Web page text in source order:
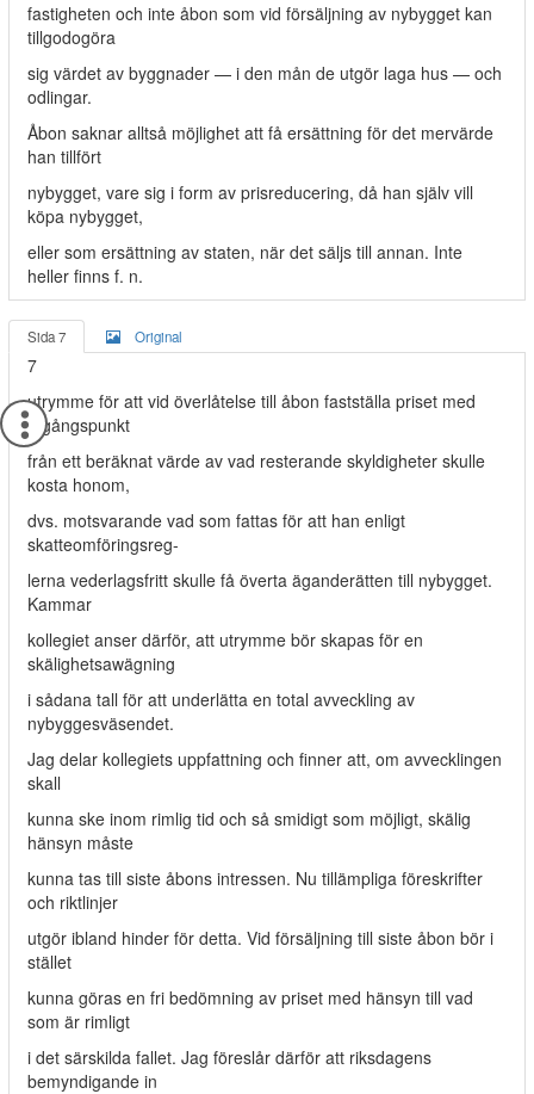
fastigheten och inte åbon som vid försäljning av nybygget kan
tillgodogöra
sig värdet av byggnader — i den mån de utgör laga hus — och
odlingar.
Åbon saknar alltså möjlighet att få ersättning för det mervärde
han tillfört
nybygget, vare sig i form av prisreducering, då han själv vill
köpa nybygget,
eller som ersättning av staten, när det säljs till annan. Inte
heller finns f. n.
Sida 7 Original
7
utrymme för att vid överlåtelse till åbon fastställa priset med
utgångspunkt
från ett beräknat värde av vad resterande skyldigheter skulle
kosta honom,
dvs. motsvarande vad som fattas för att han enligt
skatteomföringsreg-
lerna vederlagsfritt skulle få överta äganderätten till nybygget.
Kammar­
kollegiet anser därför, att utrymme bör skapas för en
skälighetsawägning
i sådana tall för att underlätta en total avveckling av
nybyggesväsendet.
Jag delar kollegiets uppfattning och finner att, om avvecklingen
skall
kunna ske inom rimlig tid och så smidigt som möjligt, skälig
hänsyn måste
kunna tas till siste åbons intressen. Nu tillämpliga föreskrifter
och riktlinjer
utgör ibland hinder för detta. Vid försäljning till siste åbon bör i
stället
kunna göras en fri bedömning av priset med hänsyn till vad
som är rimligt
i det särskilda fallet. Jag föreslår därför att riksdagens
bemyndigande in­